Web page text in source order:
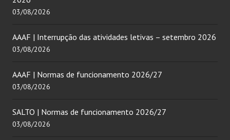
03/08/2026
AAAF | Interrupção das atividades letivas – setembro 2026
03/08/2026
AAAF | Normas de funcionamento 2026/27
03/08/2026
SALTO | Normas de funcionamento 2026/27
03/08/2026